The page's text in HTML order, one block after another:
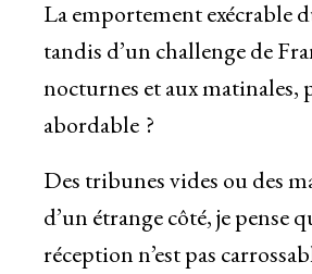
La emportement exécrable
tandis d’un challenge de
nocturnes et aux matinales,
abordable ?
Des tribunes vides ou des
d’un étrange côté, je pense
réception n’est pas